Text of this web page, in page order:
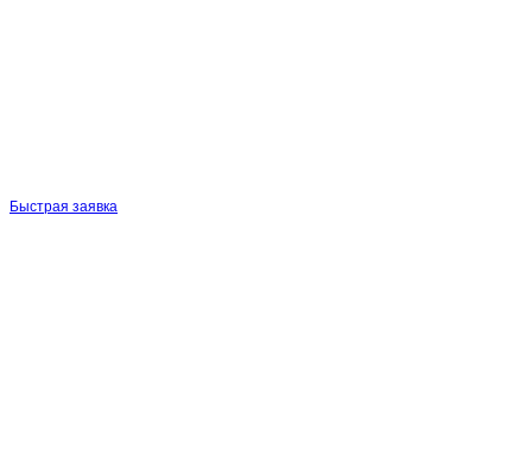
Быстрая заявка